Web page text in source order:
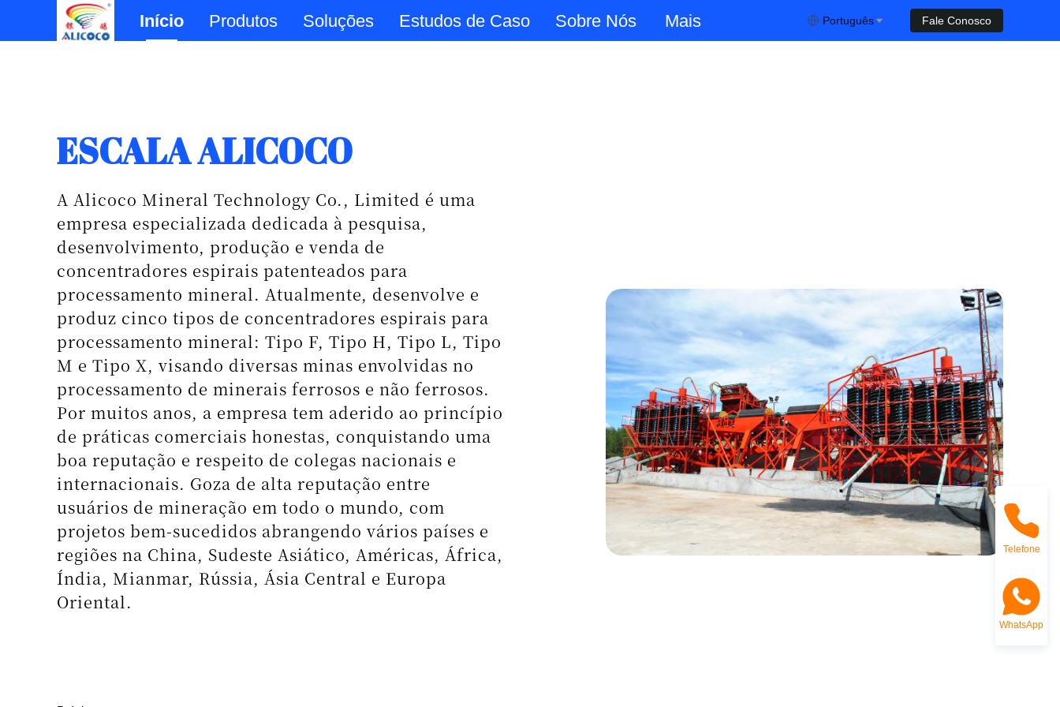
Início Produtos Soluções Estudos de Caso Sobre Nós Mais Português Fale Conosco
Beneficiamento Físico
A característica de destaque dos nossos produtos
reside na sua capacidade de recuperar
eficientemente — através de processos puramente
físicos — minerais de granulação fina que são
tipicamente difíceis de concentrar. Isto é
particularmente eficaz para recuperar minerais
valiosos perdidos nos fluxos de rejeitos de mesas
vibratórias.
Concentrador Espiral de Alta Eficiência para Minerais Críticos
Próximo
Telefone
WhatsApp